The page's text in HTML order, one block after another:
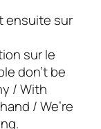
ensuite sur
sur le
don’t be
/ With
/ We’re